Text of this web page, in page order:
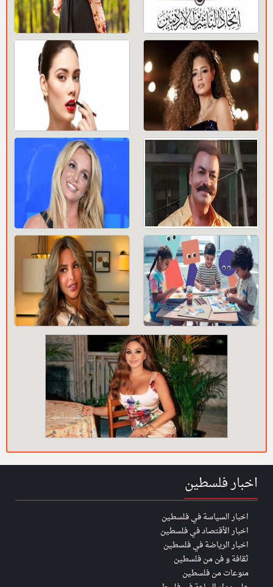
اخبار فلسطين
اخبار السياسة في فلسطين
اخبار الأقتصاد في فلسطين
اخبار الرياضة في فلسطين
ثقافة و فن من فلسطين
منوعات من فلسطين